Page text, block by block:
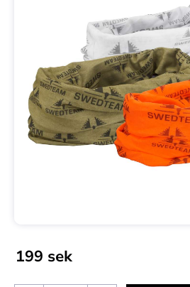
199 sek